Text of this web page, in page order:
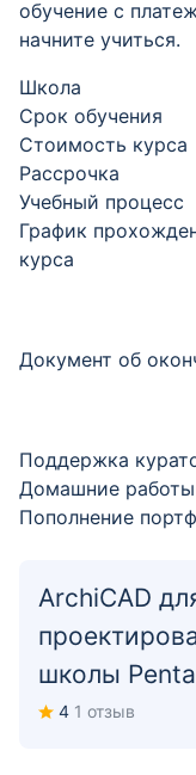
обучение с
начните учиться.
Школа
Срок обучения
Стоимость курса
Рассрочка
Учебный процесс
График
курса
Документ об
Поддержка
Домашние работы
Пополнение
ArchiCAD
школы
4 1 отзыв